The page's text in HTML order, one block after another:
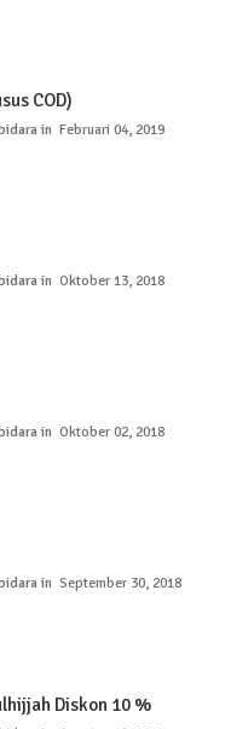
COD)
Februari 04, 2019
Oktober 13, 2018
Oktober 02, 2018
September 30, 2018
Diskon 10 %